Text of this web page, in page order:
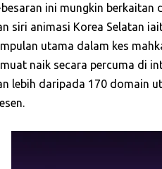
besaran ini mungkin
siri animasi Korea Selatan
utama dalam kes
naik secara percuma di
lebih daripada 170 domain